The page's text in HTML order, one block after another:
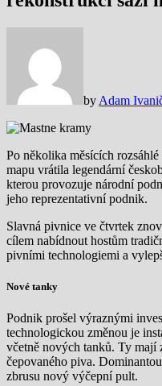
by Adam
Po několika měsících
mapu vrátila legendární
kterou provozuje národní
jeho reprezentativní podnik.
Slavná pivnice ve čtvrtek
cílem nabídnout hostům
pivními technologiemi a
Nové tanky
Podnik prošel výraznými
technologickou změnou je
včetně nových tanků. Ty mají
čepovaného piva.
zbrusu nový výčepní pult.